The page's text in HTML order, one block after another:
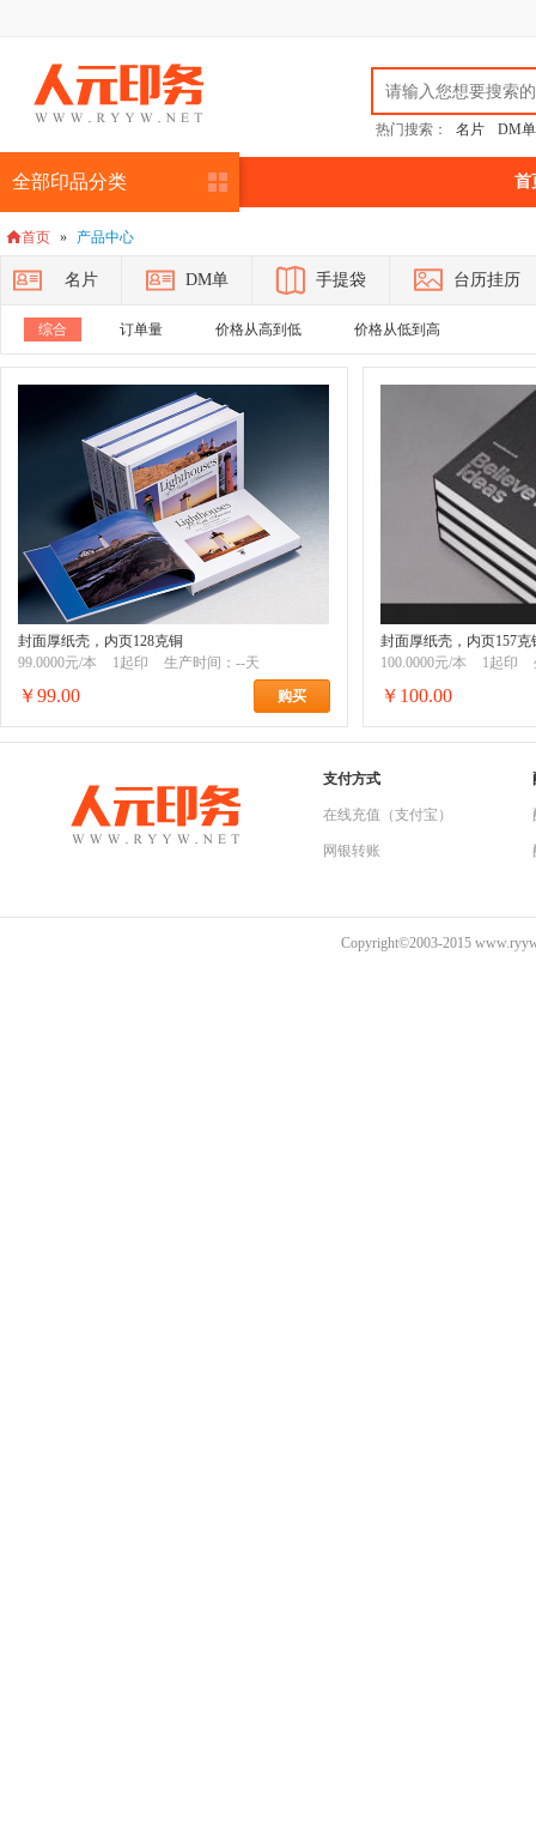
热门搜索： 名片 DM单
全部印品分类 首
首页 » 产品中心
名片 DM单 手提袋 台历挂历
综合 订单量 价格从高到低 价格从低到高
封面厚纸壳，内页128克铜
99.0000元/本
1起印 生产时间：--天
￥99.00 购买
封面厚纸壳，内页157克
100.0000元/本
1起印
￥100.00
支付方式
在线充值（支付宝）
网银转账
Copyright©2003-2015